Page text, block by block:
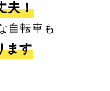
夫！
自転車も
ます